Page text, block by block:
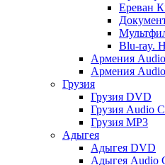
Ереван
Blu-ray.
Армения
Армения
Грузия
Грузия DVD
Грузия Audio
Грузия MP3
Адыгея
Адыгея DVD
Адыгея Audio